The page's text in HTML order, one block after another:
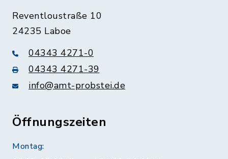
Reventloustraße 10
24235 Laboe
04343 4271-0
04343 4271-39
info@amt-probstei.de
Öffnungszeiten
Montag: